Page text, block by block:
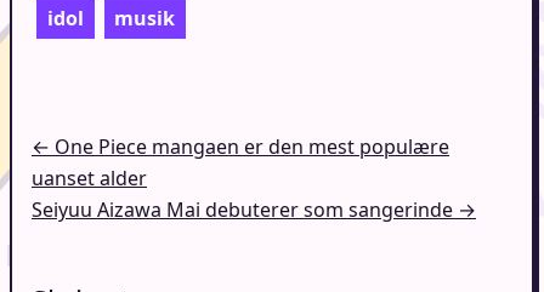
idol musik
Indlægsnavigation
← One Piece mangaen er den mest populære
uanset alder
Seiyuu Aizawa Mai debuterer som sangerinde →